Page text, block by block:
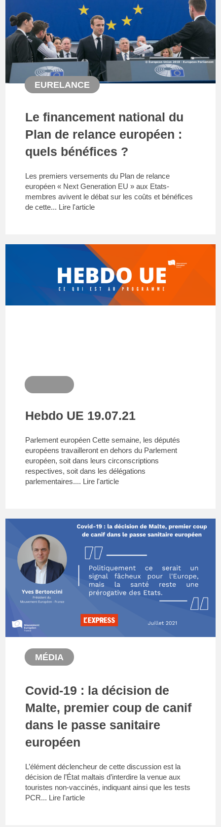
EURELANCE
Le financement national du
Plan de relance européen :
quels bénéfices ?
Les premiers versements du Plan de relance
européen « Next Generation EU » aux Etats-
membres avivent le débat sur les coûts et bénéfices
de cette... Lire l'article
Hebdo UE 19.07.21
Parlement européen Cette semaine, les députés
européens travailleront en dehors du Parlement
européen, soit dans leurs circonscriptions
respectives, soit dans les délégations
parlementaires.... Lire l'article
MÉDIA
Covid-19 : la décision de
Malte, premier coup de canif
dans le passe sanitaire
européen
L’élément déclencheur de cette discussion est la
décision de l’État maltais d’interdire la venue aux
touristes non-vaccinés, indiquant ainsi que les tests
PCR... Lire l'article